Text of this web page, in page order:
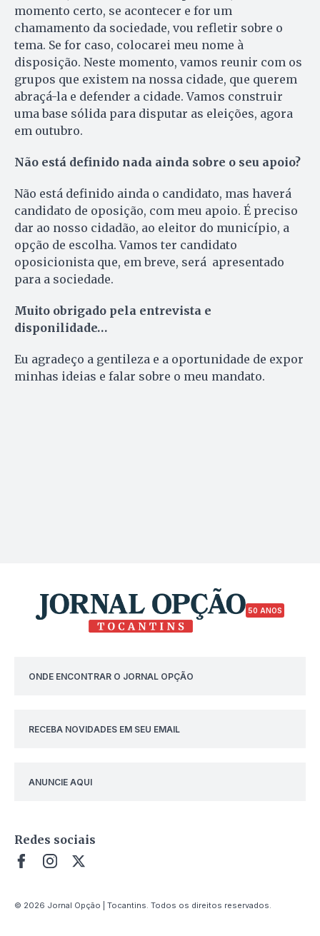
momento certo, se acontecer e for um
chamamento da sociedade, vou refletir sobre o
tema. Se for caso, colocarei meu nome à
disposição. Neste momento, vamos reunir com os
grupos que existem na nossa cidade, que querem
abraçá-la e defender a cidade. Vamos construir
uma base sólida para disputar as eleições, agora
em outubro.
Não está definido nada ainda sobre o seu apoio?
Não está definido ainda o candidato, mas haverá
candidato de oposição, com meu apoio. É preciso
dar ao nosso cidadão, ao eleitor do município, a
opção de escolha. Vamos ter candidato
oposicionista que, em breve, será apresentado
para a sociedade.
Muito obrigado pela entrevista e
disponilidade…
Eu agradeço a gentileza e a oportunidade de expor
minhas ideias e falar sobre o meu mandato.
50 ANOS
ONDE ENCONTRAR O JORNAL OPÇÃO
RECEBA NOVIDADES EM SEU EMAIL
ANUNCIE AQUI
Redes sociais
© 2026 Jornal Opção | Tocantins. Todos os direitos reservados.